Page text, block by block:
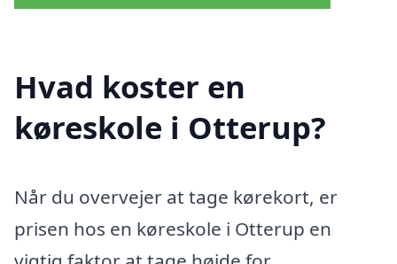
Hvad koster en
køreskole i Otterup?
Når du overvejer at tage kørekort, er
prisen hos en køreskole i Otterup en